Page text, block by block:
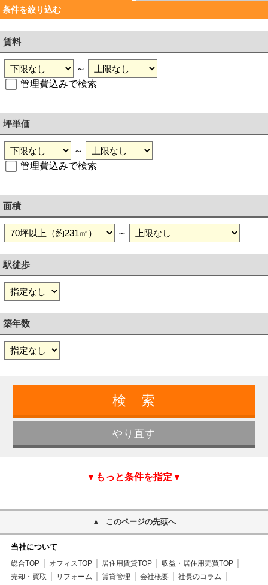
条件を絞り込む
賃料
～
管理費込みで検索
坪単価
～
管理費込みで検索
面積
～
駅徒歩
築年数
▼もっと条件を指定▼
このページの先頭へ
当社について
総合TOP オフィスTOP 居住用賃貸TOP
収益・居住用売買TOP
売却・買取
リフォーム 賃貸管理 会社概要
社長のコラム